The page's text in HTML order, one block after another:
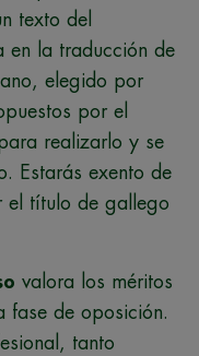
texto del
en la traducción de
elegido por
por el
realizarlo y se
Estarás exento de
el título de gallego
valora los méritos
fase de oposición.
tanto